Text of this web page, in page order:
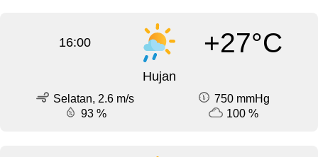
16:00 +27°C
Hujan
Selatan, 2.6 m/s
750 mmHg
93 %
100 %